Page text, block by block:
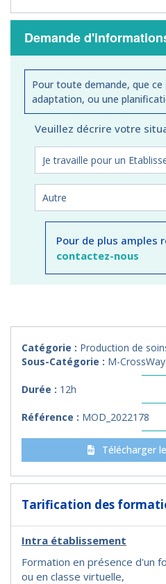
Demande
Pour toute demande, que
adaptation, ou une
Veuillez décrire votre
Pour de plus amples
contactez-nous
Catégorie : Production de
Sous-Catégorie : M-CrossWay
Durée : 12h
Référence : MOD_2022178
Télécharger
Tarification des
Intra établissement
Formation en présence d'un
ou en classe virtuelle,